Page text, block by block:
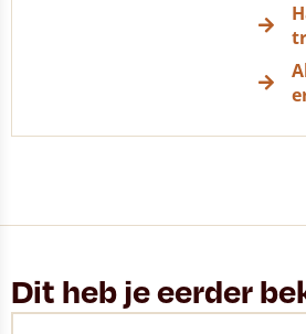
Dit heb je eerder